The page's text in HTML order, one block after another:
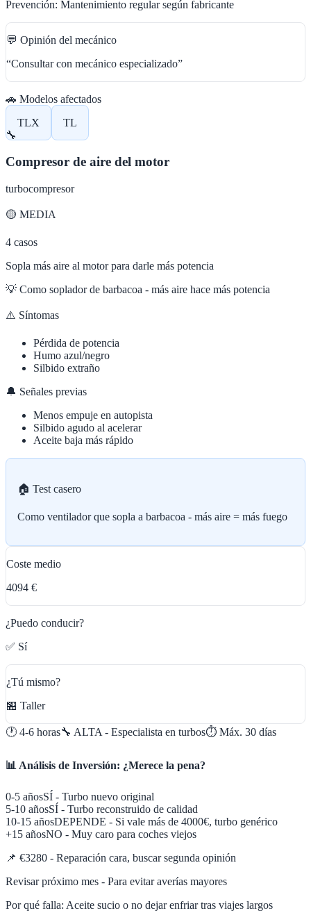
Prevención: Mantenimiento regular según fabricante
💬 Opinión del mecánico
“Consultar con mecánico especializado”
🚗 Modelos afectados
TLX
TL
🔧
Compresor de aire del motor
turbocompresor
🟡 MEDIA
4 casos
Sopla más aire al motor para darle más potencia
💡 Como soplador de barbacoa - más aire hace más potencia
⚠️ Síntomas
Pérdida de potencia
Humo azul/negro
Silbido extraño
🔔 Señales previas
Menos empuje en autopista
Silbido agudo al acelerar
Aceite baja más rápido
🏠 Test casero
Como ventilador que sopla a barbacoa - más aire = más fuego
Coste medio
4094 €
¿Puedo conducir?
✅ Sí
¿Tú mismo?
🏪 Taller
🕐 4-6 horas🔧 ALTA - Especialista en turbos⏱️ Máx. 30 días
📊 Análisis de Inversión: ¿Merece la pena?
0-5 añosSÍ - Turbo nuevo original
5-10 añosSÍ - Turbo reconstruido de calidad
10-15 añosDEPENDE - Si vale más de 4000€, turbo genérico
+15 añosNO - Muy caro para coches viejos
📌 €3280 - Reparación cara, buscar segunda opinión
Revisar próximo mes - Para evitar averías mayores
Por qué falla: Aceite sucio o no dejar enfriar tras viajes largos